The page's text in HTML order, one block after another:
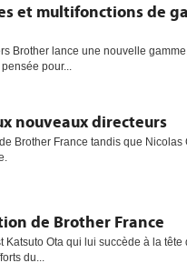
et multifonctions de
Brother lance une nouvelle
pour...
nouveaux directeurs
Brother France tandis que Nicolas
de Brother France
Katsuto Ota qui lui succède à la tête
du...